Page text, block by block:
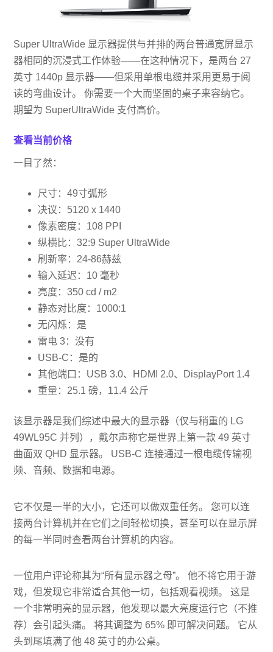
Super UltraWide 显示器提供与并排的两台普通宽屏显示
器相同的沉浸式工作体验——在这种情况下，是两台 27
英寸 1440p 显示器——但采用单根电缆并采用更易于阅
读的弯曲设计。 你需要一个大而坚固的桌子来容纳它。
期望为 SuperUltraWide 支付高价。
查看当前价格
一目了然：
尺寸：49寸弧形
决议：5120 x 1440
像素密度：108 PPI
纵横比：32:9 Super UltraWide
刷新率：24-86赫兹
输入延迟：10 毫秒
亮度：350 cd / m2
静态对比度：1000:1
无闪烁：是
雷电 3：没有
USB-C：是的
其他端口：USB 3.0、HDMI 2.0、DisplayPort 1.4
重量：25.1 磅，11.4 公斤
该显示器是我们综述中最大的显示器（仅与稍重的 LG
49WL95C 并列），戴尔声称它是世界上第一款 49 英寸
曲面双 QHD 显示器。 USB-C 连接通过一根电缆传输视
频、音频、数据和电源。
它不仅是一半的大小，它还可以做双重任务。 您可以连
接两台计算机并在它们之间轻松切换，甚至可以在显示屏
的每一半同时查看两台计算机的内容。
一位用户评论称其为“所有显示器之母”。 他不将它用于游
戏，但发现它非常适合其他一切，包括观看视频。 这是
一个非常明亮的显示器，他发现以最大亮度运行它（不推
荐）会引起头痛。 将其调整为 65% 即可解决问题。 它从
头到尾填满了他 48 英寸的办公桌。